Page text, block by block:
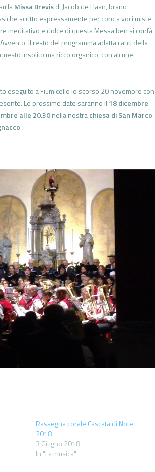
Missa Brevisdi Jacob de Haan, brano
scritto espressamente per coro a voci miste
meditativo e dolce di questa Messa ben si confà
Il resto del programma adatta canti della
insolito ma ricco organico, con alcune
eseguito a Fiumicello lo scorso 20 novembre con
Le prossime date saranno il 18 dicembre
alle 20.30nella nostrachiesa di San Marco
.
Rassegna corale Cascata di Note
2018
3 Giugno 2018
In "La musica"